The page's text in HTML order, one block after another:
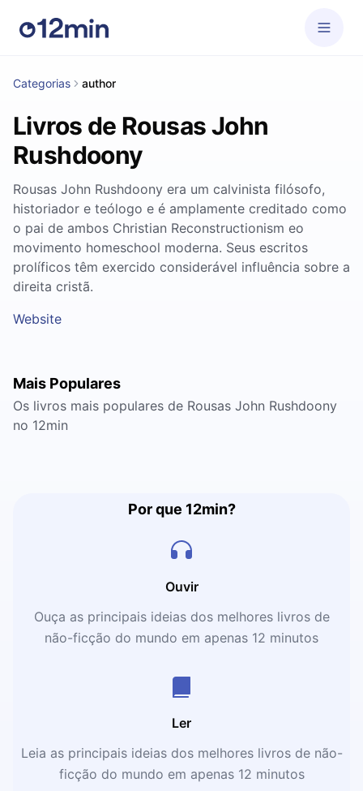
Categorias author
Livros de Rousas John
Rushdoony
Rousas John Rushdoony era um calvinista filósofo,
historiador e teólogo e é amplamente creditado como
o pai de ambos Christian Reconstructionism eo
movimento homeschool moderna. Seus escritos
prolíficos têm exercido considerável influência sobre a
direita cristã.
Website
Mais Populares
Os livros mais populares de Rousas John Rushdoony
no 12min
Por que 12min?
Ouvir
Ouça as principais ideias dos melhores livros de
não-ficção do mundo em apenas 12 minutos
Ler
Leia as principais ideias dos melhores livros de não-
ficção do mundo em apenas 12 minutos